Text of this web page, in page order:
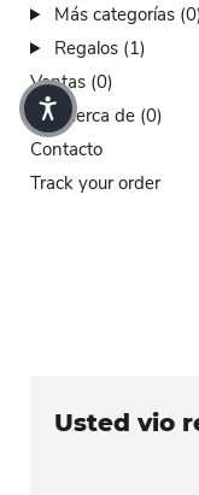
Más categorías
Regalos (1)
Ventas (0)
Acerca de (0)
Contacto
Track your order
Usted vio